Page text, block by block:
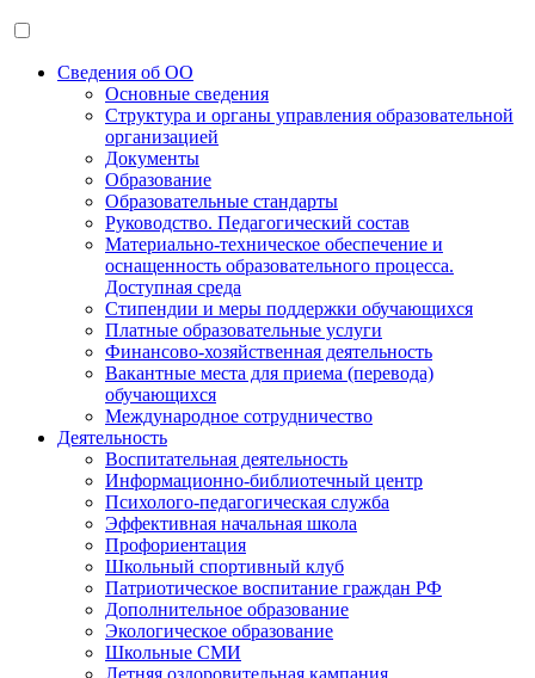
Сведения об ОО
Основные сведения
Структура и органы управления образовательной
организацией
Документы
Образование
Образовательные стандарты
Руководство. Педагогический состав
Материально-техническое обеспечение и
оснащенность образовательного процесса.
Доступная среда
Стипендии и меры поддержки обучающихся
Платные образовательные услуги
Финансово-хозяйственная деятельность
Вакантные места для приема (перевода)
обучающихся
Международное сотрудничество
Деятельность
Воспитательная деятельность
Информационно-библиотечный центр
Психолого-педагогическая служба
Эффективная начальная школа
Профориентация
Школьный спортивный клуб
Патриотическое воспитание граждан РФ
Дополнительное образование
Экологическое образование
Школьные СМИ
Летняя оздоровительная кампания